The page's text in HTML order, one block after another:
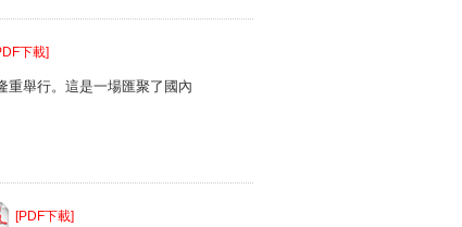
下載]
重舉行。這是一場匯聚了國內
[PDF下載]